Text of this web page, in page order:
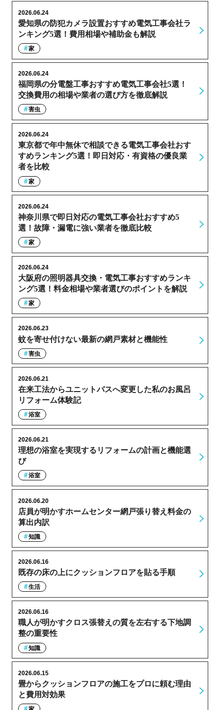
愛知県の防犯カメラ設置おすすめ電気工事会社ラ
ンキング5選！費用相場や補助金も解説
2026.06.24
家
福岡県の分電盤工事おすすめ電気工事会社5選！
交換費用の相場や業者の選び方を徹底解説
2026.06.24
害虫
東京都で年中無休で相談できる電気工事会社おす
すめランキング5選！即日対応・有資格の優良業
者を比較
2026.06.24
家
神奈川県で即日対応の電気工事会社おすすめ5
選！故障・漏電に強い業者を徹底比較
2026.06.24
家
大阪府の照明器具交換・電気工事おすすめランキ
ング5選！料金相場や業者選びのポイントを解説
2026.06.24
家
蚊を寄せ付けない最新の網戸素材と機能性
2026.06.23
害虫
在来工法からユニットバスへ変更した私のお風呂
リフォーム体験記
2026.06.21
浴室
理想の浴室を実現するリフォームの計画と機能選
び
2026.06.21
浴室
店員が明かすホームセンター網戸張り替え料金の
算出内訳
2026.06.20
知識
既存の床の上にクッションフロアを貼る手順
2026.06.16
生活
職人が明かすクロス張替えの質を左右する下地調
整の重要性
2026.06.16
知識
畳からクッションフロアの施工をプロに頼む理由
と費用対効果
2026.06.15